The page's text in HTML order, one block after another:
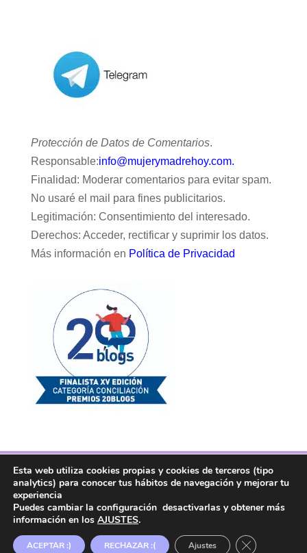
Protección de Datos de Comentarios.
Responsable:info@mujerymadrehoy.com.
Finalidad: Moderar comentarios para evitar spam.
No usaré el mail para fines publicitarios.
Legitimación: Consentimiento del interesado.
Derechos: Acceder, rectificar y suprimir los datos.
Más información en Política de Privacidad
Facebook Twitter Telegram
RSS
Instagram
Linkedin
marca registrada en la OEPM.
Esta web utiliza cookies propias y cookies de terceros (tipo
analytics) para conocer tus hábitos de navegación y mejorar tu
experiencia
Puedes cambiar la configuración desactivarlas y obtener más
información en los AJUSTES.
ACEPTAR :) RECHAZAR :( Ajustes Cerrar el